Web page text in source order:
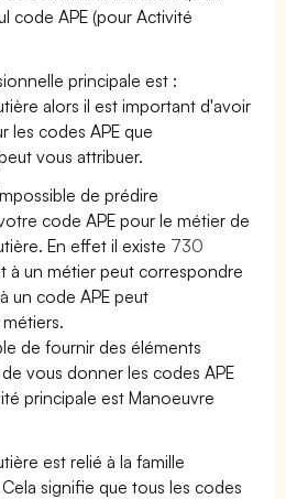
code APE (pour Activité
principale est :
alors il est important d'avoir
les codes APE que
vous attribuer.
de prédire
code APE pour le métier de
En effet il existe 730
à un métier peut correspondre
un code APE peut
de fournir des éléments
vous donner les codes APE
principale est Manoeuvre
est relié à la famille
signifie que tous les codes